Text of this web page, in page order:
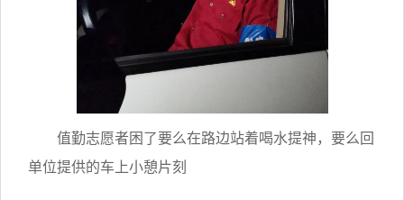
值勤志愿者困了要么在路边站着喝水提神，要么回
单位提供的车上小憩片刻